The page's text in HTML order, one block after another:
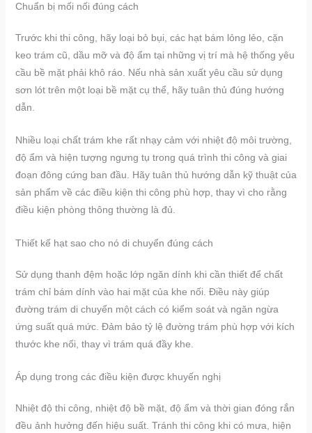
Chuẩn bị mối nối đúng cách
Trước khi thi công, hãy loại bỏ bụi, các hạt bám lỏng lẻo, cặn
keo trám cũ, dầu mỡ và độ ẩm tại những vị trí mà hệ thống yêu
cầu bề mặt phải khô ráo. Nếu nhà sản xuất yêu cầu sử dụng
sơn lót trên một loại bề mặt cụ thể, hãy tuân thủ đúng hướng
dẫn.
Nhiều loại chất trám khe rất nhạy cảm với nhiệt độ môi trường,
độ ẩm và hiện tượng ngưng tụ trong quá trình thi công và giai
đoạn đông cứng ban đầu. Hãy tuân thủ hướng dẫn kỹ thuật của
sản phẩm về các điều kiện thi công phù hợp, thay vì cho rằng
điều kiện phòng thông thường là đủ.
Thiết kế hạt sao cho nó di chuyển đúng cách
Sử dụng thanh đệm hoặc lớp ngăn dính khi cần thiết để chất
trám chỉ bám dính vào hai mặt của khe nối. Điều này giúp
đường trám di chuyển một cách có kiểm soát và ngăn ngừa
ứng suất quá mức. Đảm bảo tỷ lệ đường trám phù hợp với kích
thước khe nối, thay vì trám quá đầy khe.
Áp dụng trong các điều kiện được khuyến nghị
Nhiệt độ thi công, nhiệt độ bề mặt, độ ẩm và thời gian đóng rắn
đều ảnh hưởng đến hiệu suất. Tránh thi công khi có mưa, hiện